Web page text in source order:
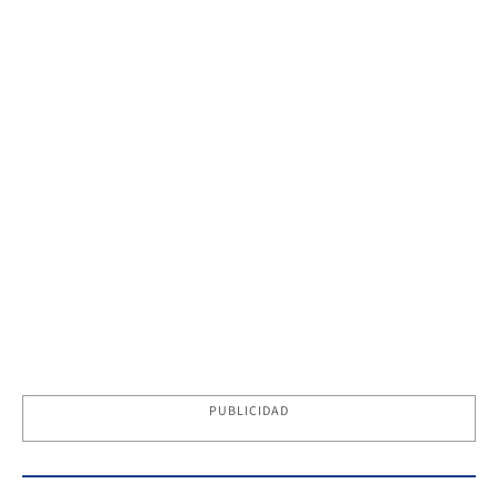
PUBLICIDAD